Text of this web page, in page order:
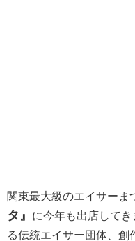
関東最大級のエイサーま
タ』
に今年も出店して
る伝統エイサー団体、